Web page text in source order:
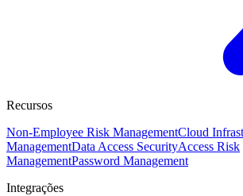
Recursos
Non-Employee Risk ManagementCloud
ManagementData Access SecurityAccess Risk
ManagementPassword Management
Integrações